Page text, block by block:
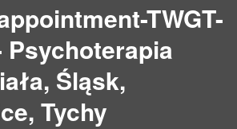
TWGT-
Psychoterapia
Śląsk,
Tychy